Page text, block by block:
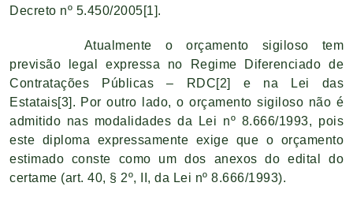
Decreto nº 5.450/2005[1].
Atualmente o orçamento sigiloso tem
previsão legal expressa no Regime Diferenciado de
Contratações Públicas – RDC[2]
e na Lei das
Estatais[3] . Por outro lado, o orçamento sigiloso não é
admitido nas modalidades da Lei nº 8.666/1993, pois
este diploma expressamente exige que o orçamento
estimado conste como um dos anexos do edital do
certame (art. 40, § 2º, II, da Lei nº 8.666/1993).